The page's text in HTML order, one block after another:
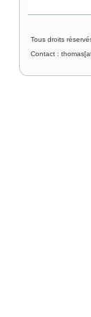
Tous droits
Contact :